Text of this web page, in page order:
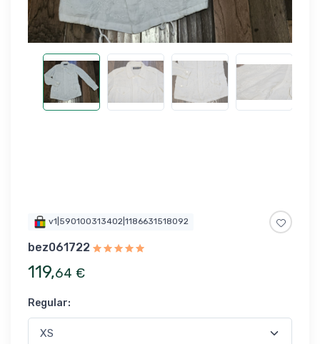
v1|590100313402|1186631518092
bez061722
119,64 €
Regular: